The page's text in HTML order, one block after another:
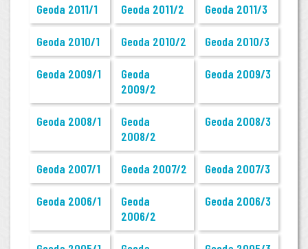
Geoda 2011/1 Geoda 2011/2 Geoda 2011/3
Geoda 2010/1 Geoda 2010/2 Geoda 2010/3
Geoda 2009/1
Geoda
2009/2
Geoda 2009/3
Geoda 2008/1
Geoda
2008/2
Geoda 2008/3
Geoda 2007/1 Geoda 2007/2 Geoda 2007/3
Geoda 2006/1
Geoda
2006/2
Geoda 2006/3